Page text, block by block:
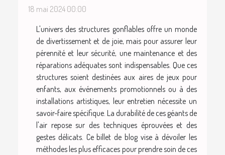
18 mai 2024 00:00
L'univers des structures gonflables offre un monde
de divertissement et de joie, mais pour assurer leur
pérennité et leur sécurité, une maintenance et des
réparations adéquates sont indispensables. Que ces
structures soient destinées aux aires de jeux pour
enfants, aux événements promotionnels ou à des
installations artistiques, leur entretien nécessite un
savoir-faire spécifique. La durabilité de ces géants de
l'air repose sur des techniques éprouvées et des
gestes délicats. Ce billet de blog vise à dévoiler les
méthodes les plus efficaces pour prendre soin de ces